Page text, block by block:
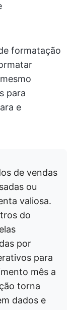
formatação
para
e
de vendas
ou
valiosa.
do
por
para
mês a
torna
dados e